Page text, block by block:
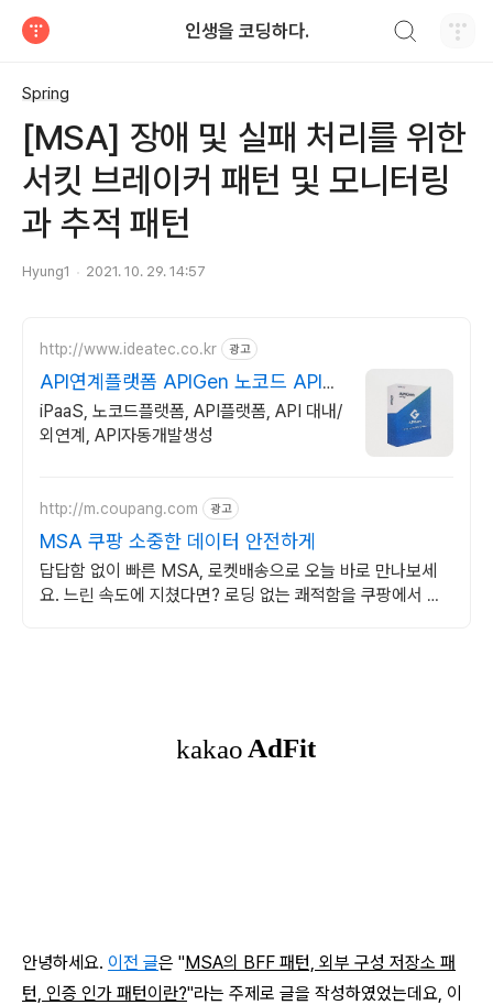
인생을 코딩하다.
Spring
[MSA] 장애 및 실패 처리를 위한
서킷 브레이커 패턴 및 모니터링
과 추적 패턴
Hyung1 2021. 10. 29. 14:57
http://www.ideatec.co.kr 광고
API연계플랫폼 APIGen 노코드 API
연계 플랫폼
iPaaS, 노코드플랫폼, API플랫폼, API 대내/
외연계, API자동개발생성
http://m.coupang.com 광고
MSA 쿠팡 소중한 데이터 안전하게
답답함 없이 빠른 MSA, 로켓배송으로 오늘 바로 만나보세
요. 느린 속도에 지쳤다면? 로딩 없는 쾌적함을 쿠팡에서 경
안녕하세요. 이전 글은 "MSA의 BFF 패턴, 외부 구성 저장소 패
턴, 인증 인가 패턴이란?"라는 주제로 글을 작성하였었는데요, 이